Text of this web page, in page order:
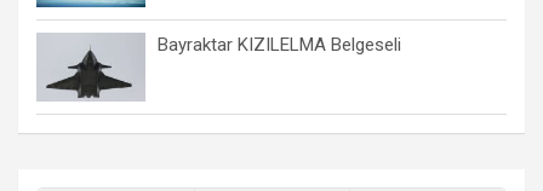
Bayraktar KIZILELMA Belgeseli